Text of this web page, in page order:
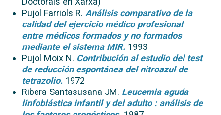
Pujol Farriols R. Análisis comparativo de la
calidad del ejercicio médico profesional
entre médicos formados y no formados
mediante el sistema MIR. 1993
Pujol Moix N. Contribución al estudio del test
de reducción espontánea del nitroazul de
tetrazolio. 1972
Ribera Santasusana JM. Leucemia aguda
linfoblástica infantil y del adulto : análisis de